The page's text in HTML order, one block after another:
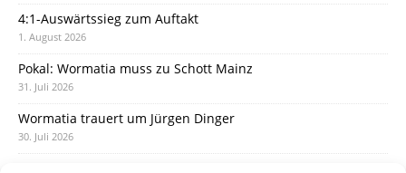
4:1-Auswärtssieg zum Auftakt
1. August 2026
Pokal: Wormatia muss zu Schott Mainz
31. Juli 2026
Wormatia trauert um Jürgen Dinger
30. Juli 2026